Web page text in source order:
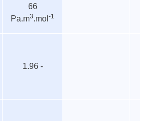
66
Pa.m3.mol -1
1.96 -